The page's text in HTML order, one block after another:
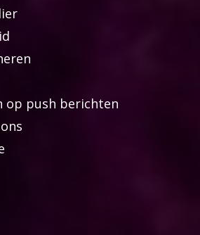
op push berichten